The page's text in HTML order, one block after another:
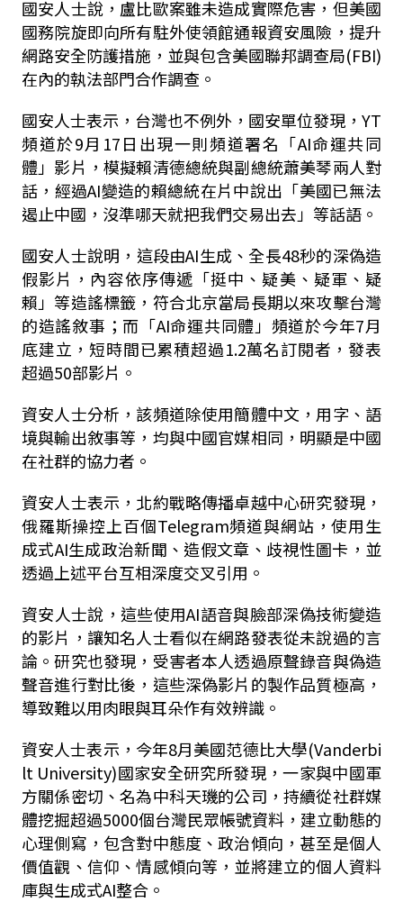
國安人士說，盧比歐案雖未造成實際危害，但美國
國務院旋即向所有駐外使領館通報資安風險，提升
網路安全防護措施，並與包含美國聯邦調查局(FBI)
在內的執法部門合作調查。
國安人士表示，台灣也不例外，國安單位發現，YT
頻道於9月17日出現一則頻道署名「AI命運共同
體」影片，模擬賴清德總統與副總統蕭美琴兩人對
話，經過AI變造的賴總統在片中說出「美國已無法
遏止中國，沒準哪天就把我們交易出去」等話語。
國安人士說明，這段由AI生成、全長48秒的深偽造
假影片，內容依序傳遞「挺中、疑美、疑軍、疑
賴」等造謠標籤，符合北京當局長期以來攻擊台灣
的造謠敘事；而「AI命運共同體」頻道於今年7月
底建立，短時間已累積超過1.2萬名訂閱者，發表
超過50部影片。
資安人士分析，該頻道除使用簡體中文，用字、語
境與輸出敘事等，均與中國官媒相同，明顯是中國
在社群的協力者。
資安人士表示，北約戰略傳播卓越中心研究發現，
俄羅斯操控上百個Telegram頻道與網站，使用生
成式AI生成政治新聞、造假文章、歧視性圖卡，並
透過上述平台互相深度交叉引用。
資安人士說，這些使用AI語音與臉部深偽技術變造
的影片，讓知名人士看似在網路發表從未說過的言
論。研究也發現，受害者本人透過原聲錄音與偽造
聲音進行對比後，這些深偽影片的製作品質極高，
導致難以用肉眼與耳朵作有效辨識。
資安人士表示，今年8月美國范德比大學(Vanderbi
lt University)國家安全研究所發現，一家與中國軍
方關係密切、名為中科天璣的公司，持續從社群媒
體挖掘超過5000個台灣民眾帳號資料，建立動態的
心理側寫，包含對中態度、政治傾向，甚至是個人
價值觀、信仰、情感傾向等，並將建立的個人資料
庫與生成式AI整合。